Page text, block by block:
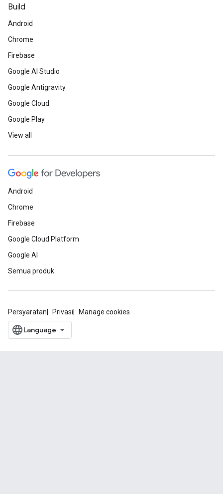
Build
Android
Chrome
Firebase
Google AI Studio
Google Antigravity
Google Cloud
Google Play
View all
Android
Chrome
Firebase
Google Cloud Platform
Google AI
Semua produk
Persyaratan Privasi Manage cookies